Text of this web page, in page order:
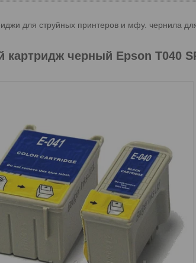
для струйных принтеров и мфу. чернила
картридж черный Epson T040